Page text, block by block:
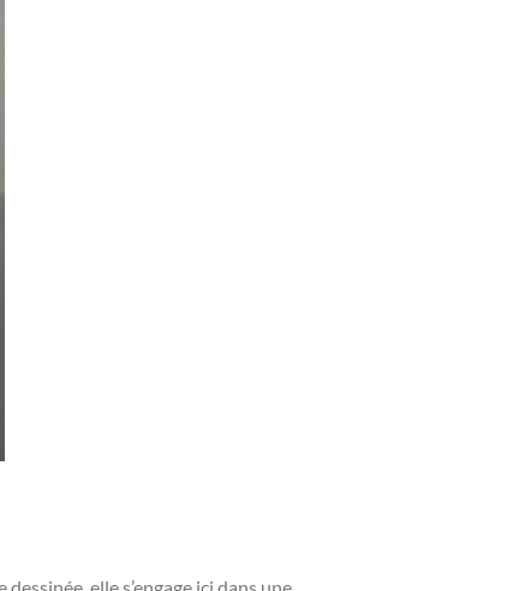
elle s’engage ici dans une